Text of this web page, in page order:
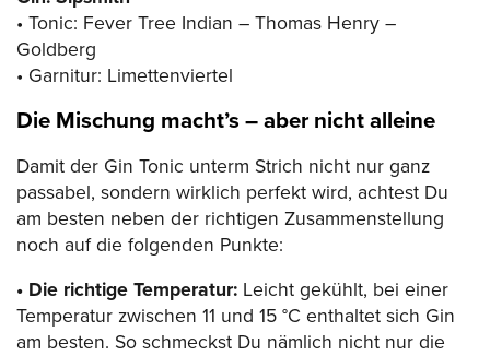
• Tonic: Fever Tree Indian – Thomas Henry –
Goldberg
• Garnitur: Limettenviertel
Die Mischung macht’s – aber nicht alleine
Damit der Gin Tonic unterm Strich nicht nur ganz
passabel, sondern wirklich perfekt wird, achtest Du
am besten neben der richtigen Zusammenstellung
noch auf die folgenden Punkte:
• Die richtige Temperatur: Leicht gekühlt, bei einer
Temperatur zwischen 11 und 15 °C enthaltet sich Gin
am besten. So schmeckst Du nämlich nicht nur die